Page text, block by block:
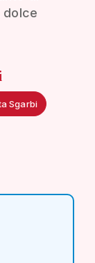
dolce
Sgarbi